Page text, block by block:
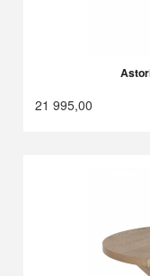
21 995,00